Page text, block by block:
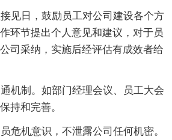
见日，鼓励员工对公司建设各个方
环节提出个人意见和建议，对于员
司采纳，实施后经评估有成效者给
机制。如部门经理会议、员工大会
持和完善。
危机意识，不泄露公司任何机密。